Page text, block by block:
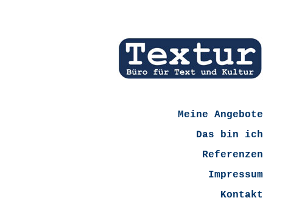
Meine Angebote
Das bin ich
Referenzen
Impressum
Kontakt